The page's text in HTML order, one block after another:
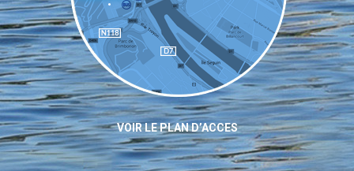
VOIR LE PLAN D’ACCES